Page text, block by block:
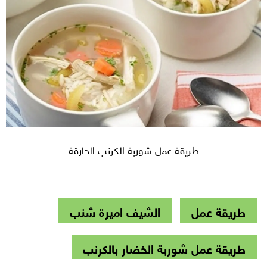
طريقة عمل شوربة الكرنب الحارقة
طريقة عمل
الشيف اميرة شنب
طريقة عمل شوربة الخضار بالكرنب